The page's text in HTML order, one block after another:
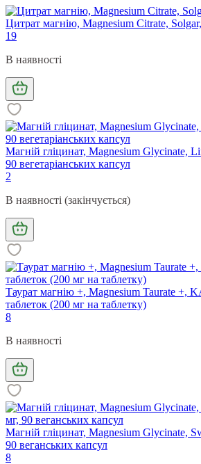
Цитрат магнію, Magnesium Citrate,
19
В наявності
Магній гліцинат, Magnesium Glycinate,
90 вегетаріанських капсул
2
В наявності (закінчується)
Таурат магнію +, Magnesium Taurate +,
таблеток (200 мг на таблетку)
8
В наявності
Магній гліцинат, Magnesium Glycinate,
90 веганських капсул
8